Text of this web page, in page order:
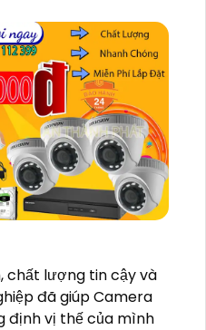
chất lượng tin cậy và
đã giúp Camera
định vị thế của mình